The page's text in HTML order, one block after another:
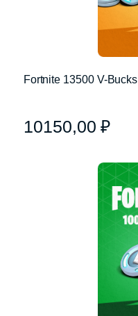
Fortnite 13500 V-Bucks
10150,00₽